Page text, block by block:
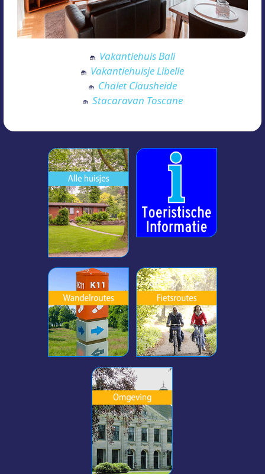
Vakantiehuis Bali
Vakantiehuisje Libelle
Chalet Clausheide
Stacaravan Toscane